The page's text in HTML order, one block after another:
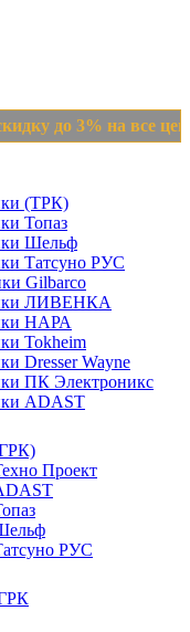
до 3% на все цены
(ТРК)
Топаз
Шельф
Татсуно РУС
Gilbarco
ЛИВЕНКА
НАРА
Tokheim
Dresser Wayne
ПК Электроникс
ADAST
Проект
РУС